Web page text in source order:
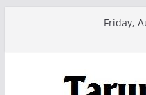
Friday,